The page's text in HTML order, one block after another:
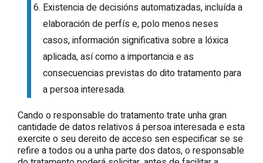
Existencia de decisións automatizadas, incluída a
elaboración de perfís e, polo menos neses
casos, información significativa sobre a lóxica
aplicada, así como a importancia e as
consecuencias previstas do dito tratamento para
a persoa interesada.
Cando o responsable do tratamento trate unha gran
cantidade de datos relativos á persoa interesada e esta
exercite o seu dereito de acceso sen especificar se se
refire a todos ou a unha parte dos datos, o responsable